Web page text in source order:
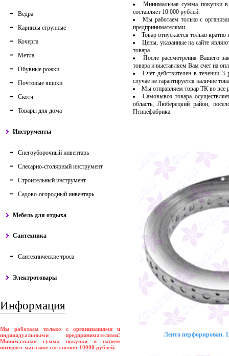
Ведра
Карнизы струнные
Кочерга
Метла
Обувные рожки
Почтовые ящики
Скотч
Товары для дома
Инструменты
Снегоуборочный инвентарь
Слесарно-столярный инструмент
Строительный инструмент
Садово-огородный инвентарь
Мебель для отдыха
Сантехника
Сантехнические троса
Электротовары
Информация
Мы работаем только с организациями и
индивидуальными предпринимателями!
Минимальная сумма покупки в нашем
интернет-магазине составляет 10000 рублей.
Минимальная сумма покупки в
составляет 10 000 рублей.
Мы работаем только с
предпринимателями.
Товар отпускается только
Цены, указанные на сайте
товара.
После рассмотрения Вашего
товара и выставляем Вам счет на
Счет действителен в течении
случае не гарантируется наличие
Мы отправляем товар ТК во
Самовывоз товара
область, Люберецкий район,
Птицефабрика.
Лента перфорирован.